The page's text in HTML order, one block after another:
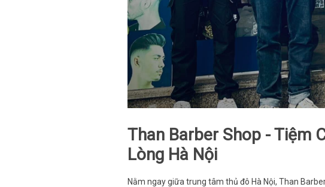
Than Barber Shop - Tiệm
Lòng Hà Nội
Nằm ngay giữa trung tâm thủ đô Hà Nội, Than